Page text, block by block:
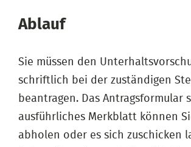
Ablauf
Sie müssen den
schriftlich bei der zuständigen
beantragen. Das Antragsformular
ausführliches Merkblatt können
abholen oder es sich zuschicken